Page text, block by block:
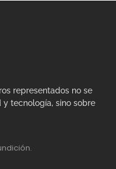
representados no se
y tecnología, sino sobre